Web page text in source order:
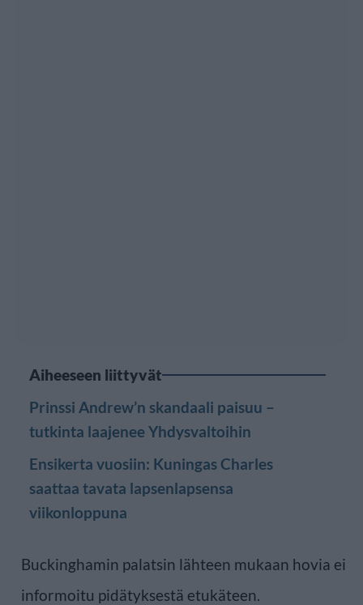
Aiheeseen liittyvät
Prinssi Andrew’n skandaali paisuu –
tutkinta laajenee Yhdysvaltoihin
Ensikerta vuosiin: Kuningas Charles
saattaa tavata lapsenlapsensa
viikonloppuna
Buckinghamin palatsin lähteen mukaan hovia ei
informoitu pidätyksestä etukäteen.